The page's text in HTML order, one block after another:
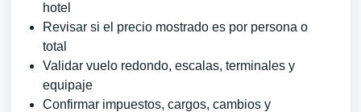
hotel
Revisar si el precio mostrado es por persona o
total
Validar vuelo redondo, escalas, terminales y
equipaje
Confirmar impuestos, cargos, cambios y